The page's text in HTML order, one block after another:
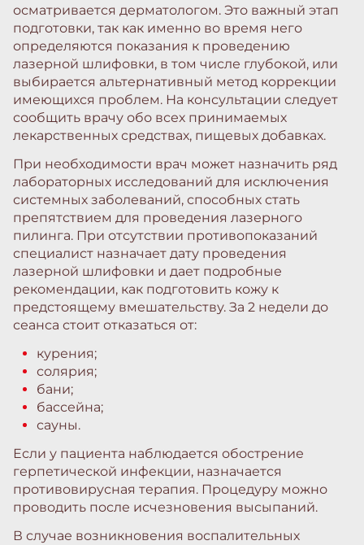
осматривается дерматологом. Это важный этап
подготовки, так как именно во время него
определяются показания к проведению
лазерной шлифовки, в том числе глубокой, или
выбирается альтернативный метод коррекции
имеющихся проблем. На консультации следует
сообщить врачу обо всех принимаемых
лекарственных средствах, пищевых добавках.
При необходимости врач может назначить ряд
лабораторных исследований для исключения
системных заболеваний, способных стать
препятствием для проведения лазерного
пилинга. При отсутствии противопоказаний
специалист назначает дату проведения
лазерной шлифовки и дает подробные
рекомендации, как подготовить кожу к
предстоящему вмешательству. За 2 недели до
сеанса стоит отказаться от:
курения;
солярия;
бани;
бассейна;
сауны.
Если у пациента наблюдается обострение
герпетической инфекции, назначается
противовирусная терапия. Процедуру можно
проводить после исчезновения высыпаний.
В случае возникновения воспалительных